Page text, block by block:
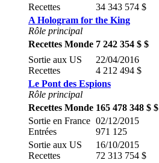
Recettes
34 343 574 $
A Hologram for the King
Rôle principal
Recettes Monde 7 242 354 $ $
Sortie aux US
Recettes
22/04/2016
4 212 494 $
Le Pont des Espions
Rôle principal
Recettes Monde 165 478 348 $ $
Sortie en France
Entrées
02/12/2015
971 125
Sortie aux US
Recettes
16/10/2015
72 313 754 $